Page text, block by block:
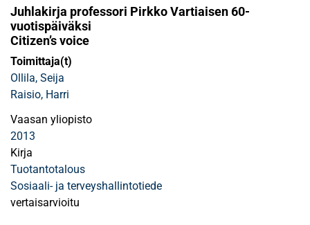
Juhlakirja professori Pirkko Vartiaisen 60-
vuotispäiväksi
Citizen’s voice
Toimittaja(t)
Ollila, Seija
Raisio, Harri
Vaasan yliopisto
2013
Kirja
Tuotantotalous
Sosiaali- ja terveyshallintotiede
vertaisarvioitu